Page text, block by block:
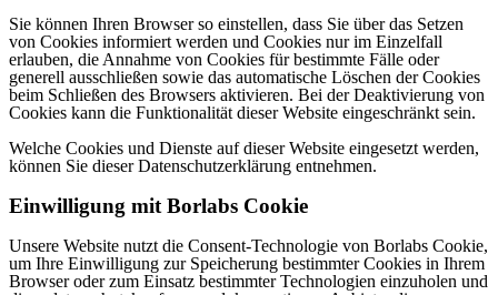
Sie können Ihren Browser so einstellen, dass Sie über das Setzen
von Cookies informiert werden und Cookies nur im Einzelfall
erlauben, die Annahme von Cookies für bestimmte Fälle oder
generell ausschließen sowie das automatische Löschen der Cookies
beim Schließen des Browsers aktivieren. Bei der Deaktivierung von
Cookies kann die Funktionalität dieser Website eingeschränkt sein.
Welche Cookies und Dienste auf dieser Website eingesetzt werden,
können Sie dieser Datenschutzerklärung entnehmen.
Einwilligung mit Borlabs Cookie
Unsere Website nutzt die Consent-Technologie von Borlabs Cookie,
um Ihre Einwilligung zur Speicherung bestimmter Cookies in Ihrem
Browser oder zum Einsatz bestimmter Technologien einzuholen und